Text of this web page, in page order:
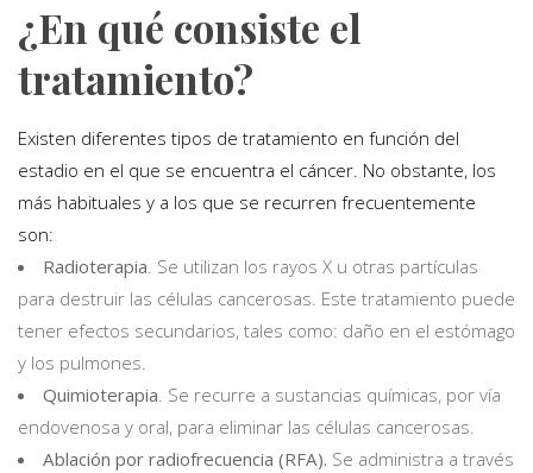
¿En qué consiste el
tratamiento?
Existen diferentes tipos de tratamiento en función del
estadio en el que se encuentra el cáncer. No obstante, los
más habituales y a los que se recurren frecuentemente
son:
Radioterapia. Se utilizan los rayos X u otras partículas
para destruir las células cancerosas. Este tratamiento puede
tener efectos secundarios, tales como: daño en el estómago
y los pulmones.
Quimioterapia. Se recurre a sustancias químicas, por vía
endovenosa y oral, para eliminar las células cancerosas.
Ablación por radiofrecuencia (RFA). Se administra a través